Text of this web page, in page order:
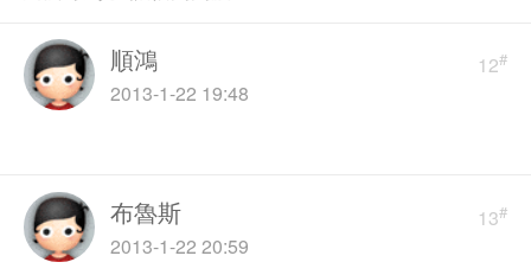
12#
順鴻
2013-1-22 19:48
13#
布魯斯
2013-1-22 20:59